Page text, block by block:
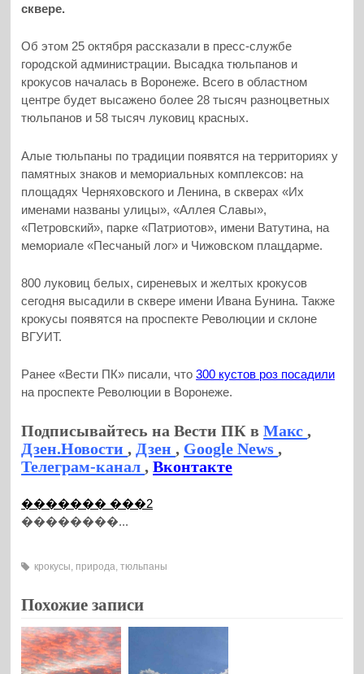
сквере.
Об этом 25 октября рассказали в пресс-службе
городской администрации. Высадка тюльпанов и
крокусов началась в Воронеже. Всего в областном
центре будет высажено более 28 тысяч разноцветных
тюльпанов и 58 тысяч луковиц красных.
Алые тюльпаны по традиции появятся на территориях у
памятных знаков и мемориальных комплексов: на
площадях Черняховского и Ленина, в скверах «Их
именами названы улицы», «Аллея Славы»,
«Петровский», парке «Патриотов», имени Ватутина, на
мемориале «Песчаный лог» и Чижовском плацдарме.
800 луковиц белых, сиреневых и желтых крокусов
сегодня высадили в сквере имени Ивана Бунина. Также
крокусы появятся на проспекте Революции и склоне
ВГУИТ.
Ранее «Вести ПК» писали, что300 кустов роз посадили
на проспекте Революции в Воронеже.
Подписывайтесь на Вести ПК вМакс,
Дзен.Новости, Дзен, Google News,
Телеграм-канал,Вконтакте
������� ���2
��������...
крокусы, природа,тюльпаны
Похожие записи